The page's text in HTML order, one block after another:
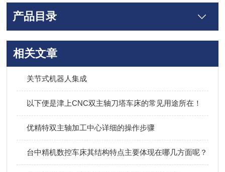
产品目录
相关文章
关节式机器人集成
以下便是津上CNC双主轴刀塔车床的常见用途所在！
优精特双主轴加工中心详细的操作步骤
台中精机数控车床其结构特点主要体现在哪几方面呢？